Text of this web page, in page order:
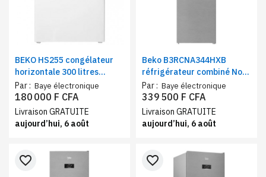
BEKO HS255 congélateur
horizontale 300 litres
classe UN
Par : Baye électronique
180 000 F CFA
Livraison GRATUITE
aujourd’hui, 6 août
Beko B3RCNA344HXB
réfrigérateur combiné No
Frost 344 litres | Frigo et
congélateur 3 tiroirs classe
E
Par : Baye électronique
339 500 F CFA
Livraison GRATUITE
aujourd’hui, 6 août
favorite_border favorite_border